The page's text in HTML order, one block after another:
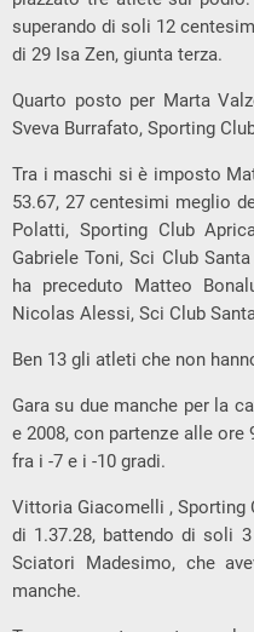
superando di soli 12
di 29 Isa Zen, giunta terza.
Quarto posto per Marta
Sveva Burrafato, Sporting
Tra i maschi si è imposto
53.67, 27 centesimi meglio
Polatti, Sporting Club
Gabriele Toni, Sci Club
ha preceduto Matteo
Nicolas Alessi, Sci Club
Ben 13 gli atleti che non
Gara su due manche per la
e 2008, con partenze alle ore
fra i -7 e i -10 gradi.
Vittoria Giacomelli , Sporting
di 1.37.28, battendo di soli
Sciatori Madesimo, che
manche.